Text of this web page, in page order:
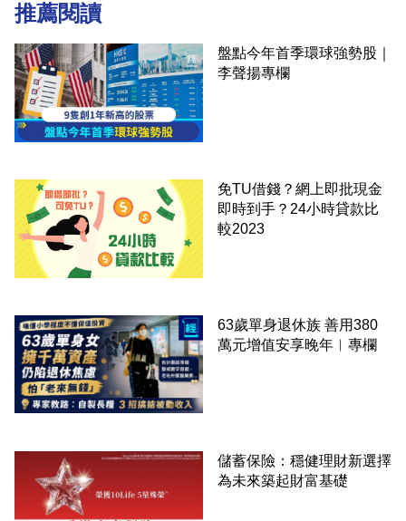
推薦閱讀
盤點今年首季環球強勢股｜
李聲揚專欄
免TU借錢？網上即批現金
即時到手？24小時貸款比
較2023
63歲單身退休族 善用380
萬元增值安享晚年︳專欄
儲蓄保險：穩健理財新選擇
為未來築起財富基礎